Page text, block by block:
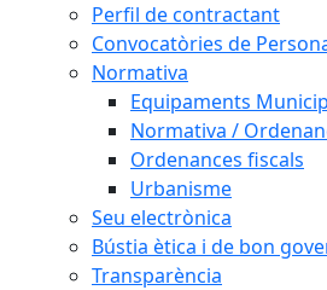
Perfil de contractant
Convocatòries de
Normativa
Equipaments
Normativa /
Ordenances fiscals
Urbanisme
Seu electrònica
Bústia ètica i de bon
Transparència